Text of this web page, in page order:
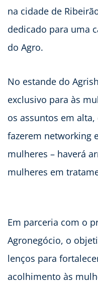
na cidade de
dedicado para uma
do Agro.
No estande do
exclusivo para às
os assuntos em
fazerem networking
mulheres – haverá
mulheres em
Em parceria com o
Agronegócio, o
lenços para
acolhimento às